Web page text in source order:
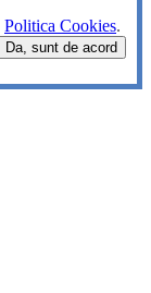
Politica Cookies.
Da, sunt de acord